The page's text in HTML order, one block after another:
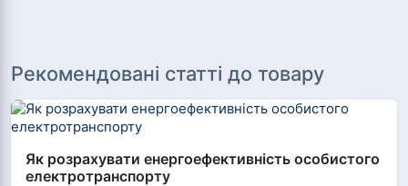
Рекомендовані статті до товару
Як розрахувати енергоефективність особистого
електротранспорту